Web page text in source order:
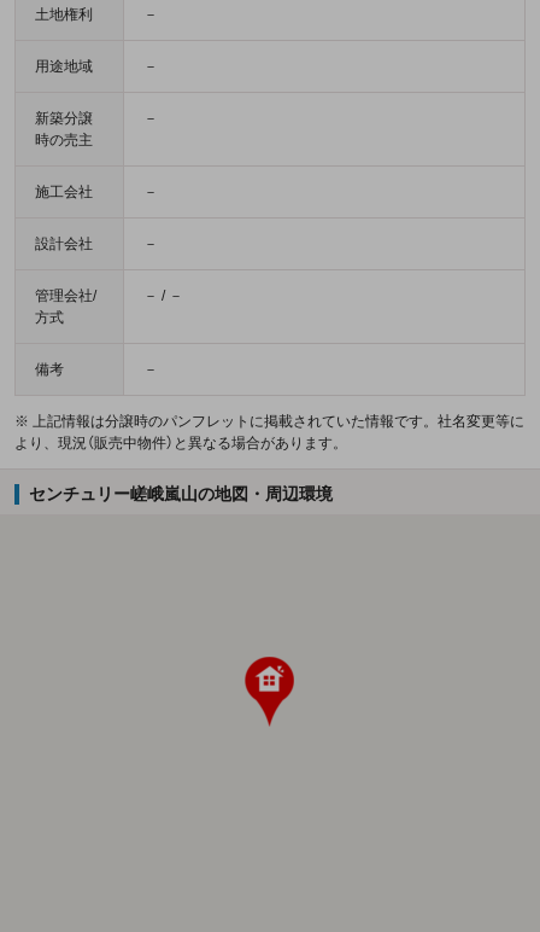
土地権利 －
用途地域 －
新築分譲
時の売主
－
施工会社 －
設計会社 －
管理会社/
方式
－ / －
備考 －
※ 上記情報は分譲時のパンフレットに掲載されていた情報です。社名変更等に
より、現況（販売中物件）と異なる場合があります。
センチュリー嵯峨嵐山の地図・周辺環境